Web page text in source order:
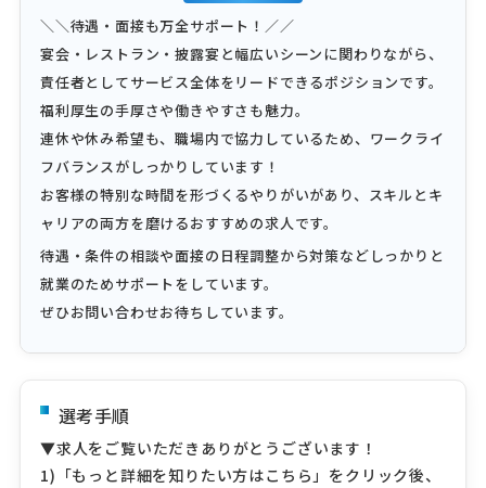
＼＼待遇・面接も万全サポート！／／
宴会・レストラン・披露宴と幅広いシーンに関わりながら、
責任者としてサービス全体をリードできるポジションです。
福利厚生の手厚さや働きやすさも魅力。
連休や休み希望も、職場内で協力しているため、ワークライ
フバランスがしっかりしています！
お客様の特別な時間を形づくるやりがいがあり、スキルとキ
ャリアの両方を磨けるおすすめの求人です。
待遇・条件の相談や面接の日程調整から対策などしっかりと
就業のためサポートをしています。
ぜひお問い合わせお待ちしています。
選考手順
▼求人をご覧いただきありがとうございます！
1)「もっと詳細を知りたい方はこちら」をクリック後、